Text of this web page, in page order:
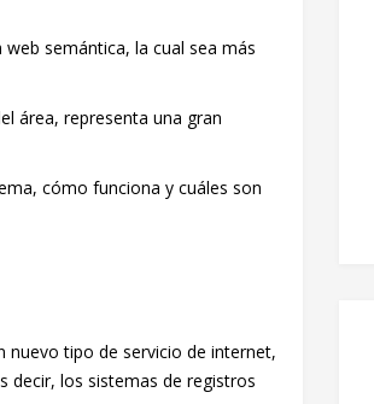
semántica, la cual sea más
área, representa una gran
cómo funciona y cuáles son
nuevo tipo de servicio de internet,
decir, los sistemas de registros